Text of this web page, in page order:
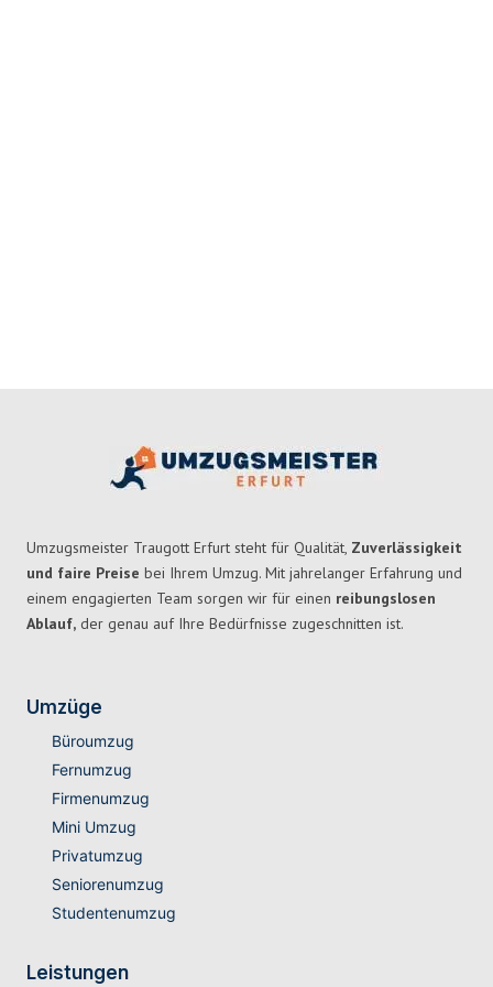
Umzugsmeister Traugott Erfurt steht für Qualität, Zuverlässigkeit
und faire Preise bei Ihrem Umzug. Mit jahrelanger Erfahrung und
einem engagierten Team sorgen wir für einen reibungslosen
Ablauf, der genau auf Ihre Bedürfnisse zugeschnitten ist.
Umzüge
Büroumzug
Fernumzug
Firmenumzug
Mini Umzug
Privatumzug
Seniorenumzug
Studentenumzug
Leistungen